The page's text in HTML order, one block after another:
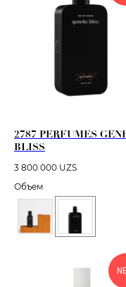
2787 PERFUMES
BLISS
3 800 000 UZS
Объем